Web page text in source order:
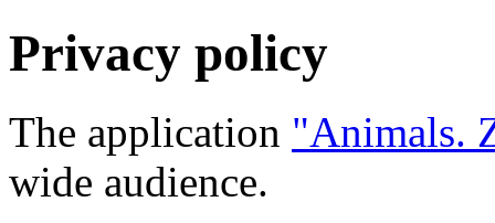
Privacy policy
The application "Animals.
wide audience.